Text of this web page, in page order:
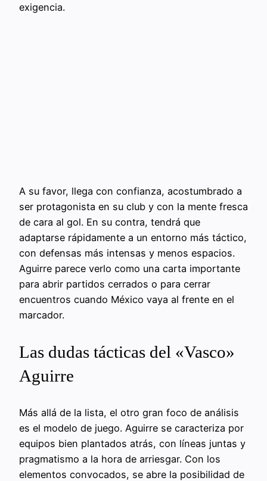
exigencia.
A su favor, llega con confianza, acostumbrado a
ser protagonista en su club y con la mente fresca
de cara al gol. En su contra, tendrá que
adaptarse rápidamente a un entorno más táctico,
con defensas más intensas y menos espacios.
Aguirre parece verlo como una carta importante
para abrir partidos cerrados o para cerrar
encuentros cuando México vaya al frente en el
marcador.
Las dudas tácticas del «Vasco»
Aguirre
Más allá de la lista, el otro gran foco de análisis
es el modelo de juego. Aguirre se caracteriza por
equipos bien plantados atrás, con líneas juntas y
pragmatismo a la hora de arriesgar. Con los
elementos convocados, se abre la posibilidad de